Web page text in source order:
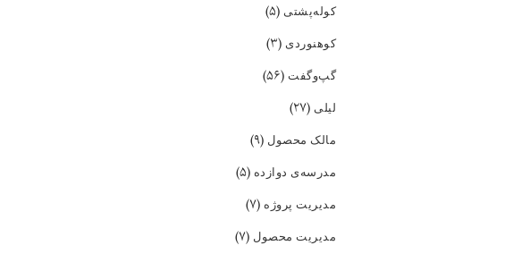
کوله‌پشتی (۵)
کوهنوردی (۳)
گپ‌و‌گفت (۵۶)
لیلی (۲۷)
مالک محصول (۹)
مدرسه‌ی دوازده (۵)
مدیریت پروژه (۷)
مدیریت محصول (۷)